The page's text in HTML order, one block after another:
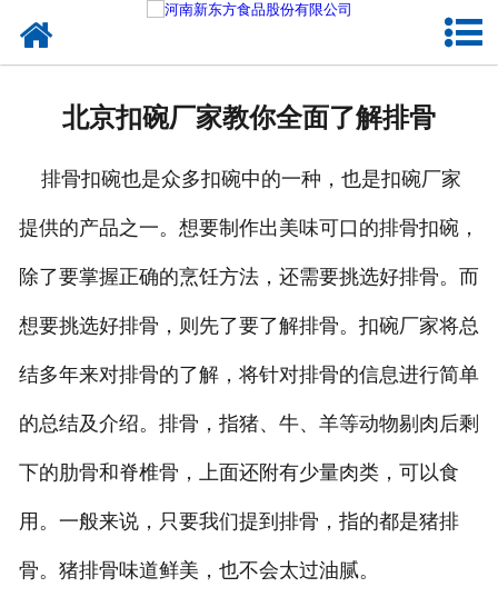
加入新东方
联系我们
北京扣碗厂家教你全面了解排骨
排骨扣碗也是众多扣碗中的一种，也是扣碗厂家
提供的产品之一。想要制作出美味可口的排骨扣碗，
除了要掌握正确的烹饪方法，还需要挑选好排骨。而
想要挑选好排骨，则先了要了解排骨。扣碗厂家将总
结多年来对排骨的了解，将针对排骨的信息进行简单
的总结及介绍。排骨，指猪、牛、羊等动物剔肉后剩
下的肋骨和脊椎骨，上面还附有少量肉类，可以食
用。一般来说，只要我们提到排骨，指的都是猪排
骨。猪排骨味道鲜美，也不会太过油腻。